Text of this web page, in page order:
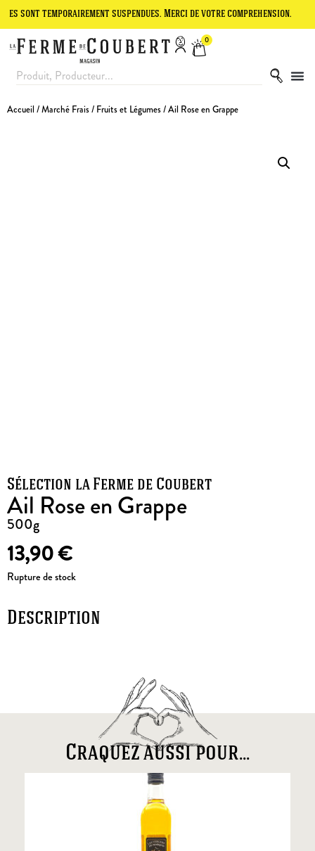
suspendues. Merci de votre compréhension. Le site
0
Accueil /Marché Frais/ Fruits et Légumes/ Ail Rose en Grappe
Sélection la Ferme de Coubert
Ail Rose en Grappe
500g
13,90€
Rupture de stock
Description
Craquez aussi pour...